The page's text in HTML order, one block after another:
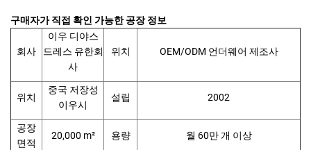
구매자가 직접 확인 가능한 공장 정보
회사
이우 디야스
드레스 유한회
사
위치 OEM/ODM 언더웨어 제조사
위치
중국 저장성
이우시
설립 2002
공장
면적
20,000 m² 용량 월 60만 개 이상